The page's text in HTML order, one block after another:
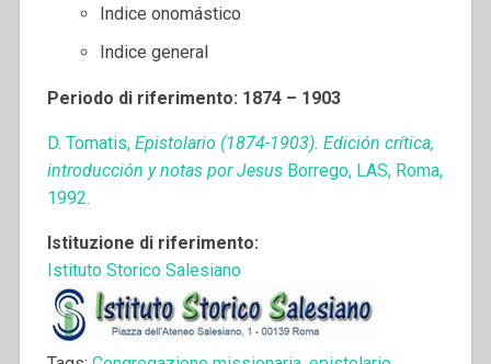
Indice onomástico
Indice general
Periodo di riferimento: 1874 – 1903
D. Tomatis, Epistolario (1874-1903). Edición crítica,
introducción y notas por JesusBorrego, LAS, Roma,
1992.
Istituzione di riferimento:
Istituto Storico Salesiano